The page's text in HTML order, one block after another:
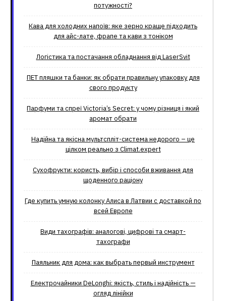
потужності?
Кава для холодних напоїв: яке зерно краще підходить
для айс-лате, фрапе та кави з тоніком
Логістика та постачання обладнання від LaserSvit
ПЕТ пляшки та банки: як обрати правильну упаковку для
свого продукту
Парфуми та спреї Victoria’s Secret: у чому різниця і який
аромат обрати
Надійна та якісна мультспліт-система недорого – це
цілком реально з Climat.еxpert
Сухофрукти: користь, вибір і способи вживання для
щоденного раціону
Где купить умную колонку Алиса в Латвии с доставкой по
всей Европе
Види тахографів: аналогові, цифрові та смарт-
тахографи
Паяльник для дома: как выбрать первый инструмент
Електрочайники DeLonghi: якість, стиль і надійність —
огляд лінійки